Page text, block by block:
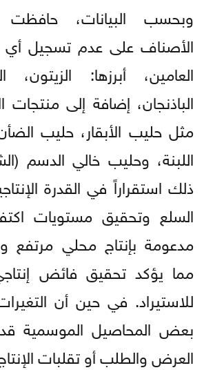
وبحسب البيانات،
الأصناف على عدم تسجيل أي
العامين، أبرزها: الزيتون،
الباذنجان، إضافة إلى منتجات
مثل حليب الأبقار، حليب
اللبنة، وحليب خالي الدسم
ذلك استقراراً في القدرة
السلع وتحقيق مستويات
مدعومة بإنتاج محلي مرتفع
مما يؤكد تحقيق فائض
للاستيراد. في حين أن
بعض المحاصيل الموسمية
العرض والطلب أو تقلبات